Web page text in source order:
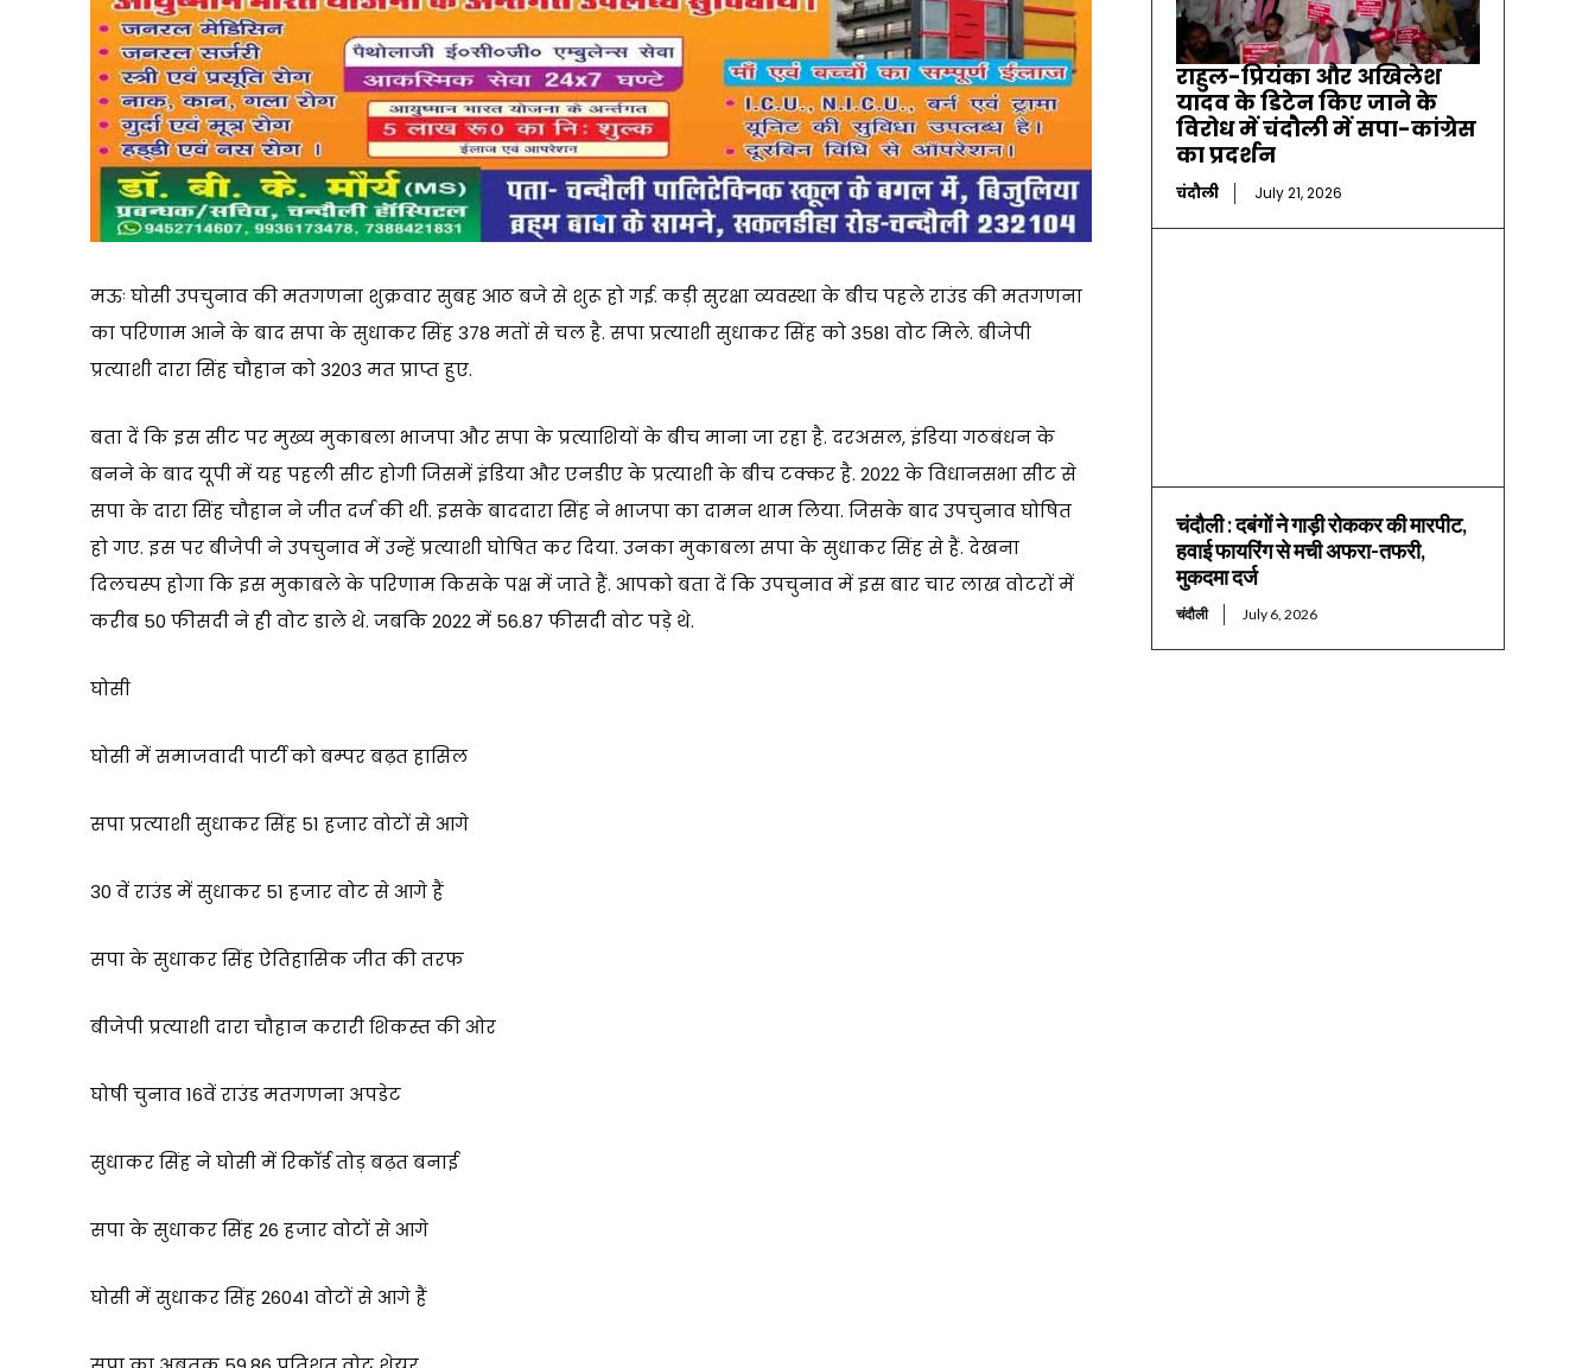
मऊः घोसी उपचुनाव की मतगणना शुक्रवार सुबह आठ बजे से शुरू हो गई. कड़ी सुरक्षा व्यवस्था के बीच पहले राउंड की मतगणना
का परिणाम आने के बाद सपा के सुधाकर सिंह 378 मतों से चल है. सपा प्रत्याशी सुधाकर सिंह को 3581 वोट मिले. बीजेपी
प्रत्याशी दारा सिंह चौहान को 3203 मत प्राप्त हुए.
बता दें कि इस सीट पर मुख्य मुकाबला भाजपा और सपा के प्रत्याशियों के बीच माना जा रहा है. दरअसल, इंडिया गठबंधन के
बनने के बाद यूपी में यह पहली सीट होगी जिसमें इंडिया और एनडीए के प्रत्याशी के बीच टक्कर है. 2022 के विधानसभा सीट से
सपा के दारा सिंह चौहान ने जीत दर्ज की थी. इसके बाददारा सिंह ने भाजपा का दामन थाम लिया. जिसके बाद उपचुनाव घोषित
हो गए. इस पर बीजेपी ने उपचुनाव में उन्हें प्रत्याशी घोषित कर दिया. उनका मुकाबला सपा के सुधाकर सिंह से हैं. देखना
दिलचस्प होगा कि इस मुकाबले के परिणाम किसके पक्ष में जाते हैं. आपको बता दें कि उपचुनाव में इस बार चार लाख वोटरों में
करीब 50 फीसदी ने ही वोट डाले थे. जबकि 2022 में 56.87 फीसदी वोट पड़े थे.
घोसी
घोसी में समाजवादी पार्टी को बम्पर बढ़त हासिल
सपा प्रत्याशी सुधाकर सिंह 51 हजार वोटों से आगे
30 वें राउंड में सुधाकर 51 हजार वोट से आगे हैं
सपा के सुधाकर सिंह ऐतिहासिक जीत की तरफ
बीजेपी प्रत्याशी दारा चौहान करारी शिकस्त की ओर
घोषी चुनाव 16वें राउंड मतगणना अपडेट
सुधाकर सिंह ने घोसी में रिकॉर्ड तोड़ बढ़त बनाई
सपा के सुधाकर सिंह 26 हजार वोटों से आगे
घोसी में सुधाकर सिंह 26041 वोटों से आगे हैं
राहुल-प्रियंका और अखिलेश
यादव के डिटेन किए जाने के
विरोध में चंदौली में सपा-कांग्रेस
का प्रदर्शन
चंदौली July 21, 2026
चंदौली : दबंगों ने गाड़ी रोककर की मारपीट,
हवाई फायरिंग से मची अफरा-तफरी,
मुकदमा दर्ज
चंदौली July 6, 2026